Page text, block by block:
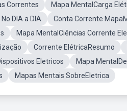
Correntes
Mapa MentalCarga
DIA a DIA
Conta Corrente
Mapa MentalCiências Corrente
Corrente ElétricaResumo
Eletricos
Mapa
Mapas Mentais SobreEletrica